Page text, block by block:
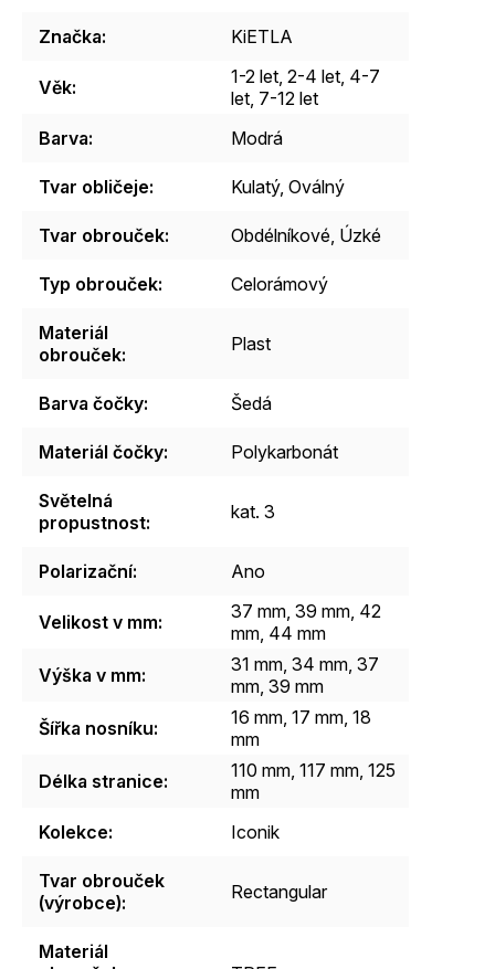
Značka: KiETLA
Věk: 1-2 let 2-4 let 4-7
let 7-12 let
Barva: Modrá
Tvar obličeje: Kulatý, Oválný
Tvar obrouček: Obdélníkové Úzké
Typ obrouček: Celorámový
Materiál
obrouček: Plast
Barva čočky: Šedá
Materiál čočky: Polykarbonát
Světelná
propustnost: kat. 3
Polarizační: Ano
Velikost v mm:
37 mm, 39 mm, 42
mm, 44 mm
Výška v mm:
31 mm, 34 mm, 37
mm, 39 mm
Šířka nosníku:
16 mm, 17 mm, 18
mm
Délka stranice:
110 mm, 117 mm, 125
mm
Kolekce: Iconik
Tvar obrouček
(výrobce): Rectangular
Materiál